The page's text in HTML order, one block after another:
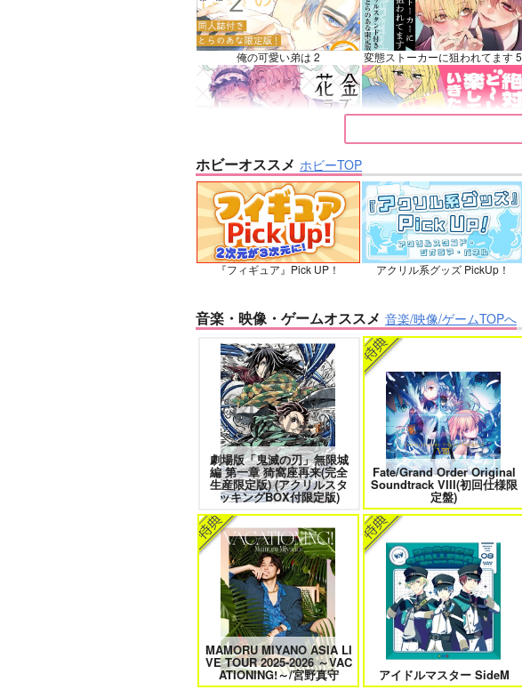
俺の可愛い弟は 2 変態ストーカーに狙われてます 5
夜明けの唄 7 ふたりのけもの 2
きみは最愛のステラ 上下巻 ミルクなきみとビターな彼 2
なんかもうあーあって感じ。2 特
装版
僕の愛しいよなさん
クールぶり男子と激重男子 1 恋のふりして君を呼ぶ
そんなに言うなら抱いてやる ファミレス行こ。 下
ホビーオススメ ホビーTOP
『フィギュア』Pick UP！ アクリル系グッズ PickUp！
音楽・映像・ゲームオススメ 音楽/映像/ゲームTOPへ
劇場版「鬼滅の刃」無限城
編 第一章 猗窩座再来(完全
生産限定版) (アクリルスタ
ッキングBOX付限定版)
Fate/Grand Order Original
Soundtrack VIII(初回仕様限
定盤)
MAMORU MIYANO ASIA LI
VE TOUR 2025-2026 ～VAC
ATIONING!～/宮野真守 アイドルマスター SideM